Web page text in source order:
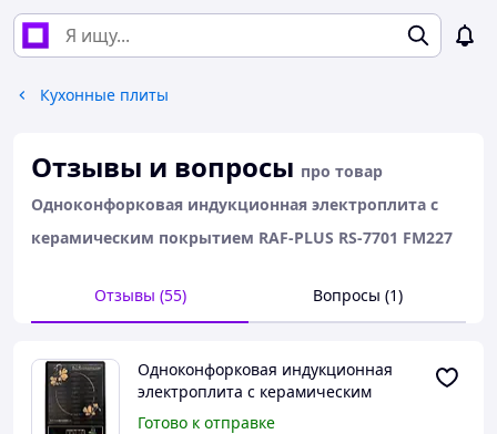
Кухонные плиты
Отзывы и вопросы про товар
Одноконфорковая индукционная электроплита с
керамическим покрытием RAF-PLUS RS-7701 FM227
Отзывы (55) Вопросы (1)
Одноконфорковая индукционная
электроплита с керамическим
покрытием RAF-PLUS RS-7701 FM227
Готово к отправке